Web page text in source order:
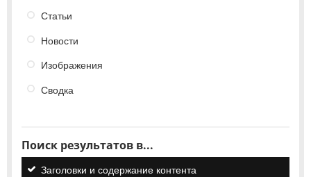
Статьи
Новости
Изображения
Сводка
Поиск результатов в...
Заголовки и содержание контента